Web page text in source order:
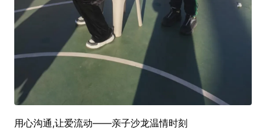
用心沟通,让爱流动——亲子沙龙温情时刻